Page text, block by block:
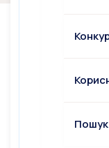
Пошук